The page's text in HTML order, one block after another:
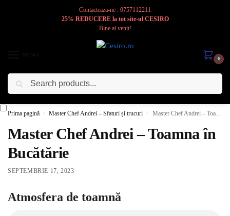
Contacteaza-ne : 0757112211
25% REDUCERE la tot site-ul CESIRO
Bine ai venit!
0
Cesiro
Prima pagină / Master Chef Andrei – Sfaturi și trucuri / Master Chef Andrei – Toamna în Bucătărie
Master Chef Andrei – Toamna în
Bucătărie
SEPTEMBRIE 17, 2023
Atmosfera de toamnă